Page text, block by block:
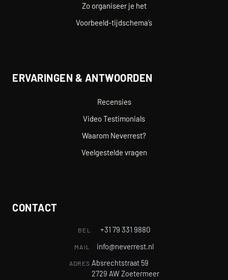
Zo organiseer je het
Voorbeeld-tijdschema’s
ERVARINGEN & ANTWOORDEN
Recensies
Video Testimonials
Waarom Neverrest?
Veelgestelde vragen
CONTACT
BEL +31 79 331 9880
MAIL info@neverrest.nl
ADRES Absrechtstraat 59
2729 AW Zoetermeer